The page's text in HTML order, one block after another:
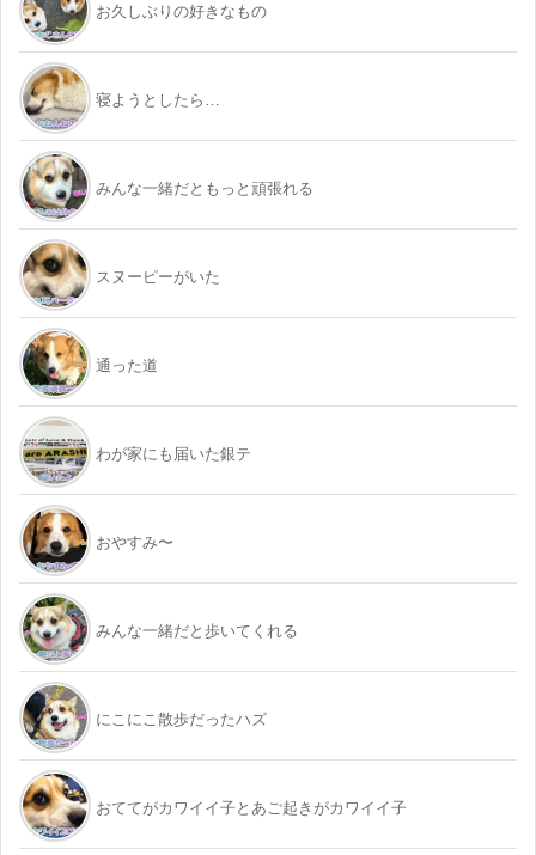
お久しぶりの好きなもの
寝ようとしたら…
みんな一緒だともっと頑張れる
スヌーピーがいた
通った道
わが家にも届いた銀テ
おやすみ〜
みんな一緒だと歩いてくれる
にこにこ散歩だったハズ
おててがカワイイ子とあご起きがカワイイ子